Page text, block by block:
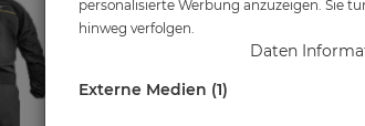
Herstellerpreis: 697,00 €
personalisierte Werbung anzuzeigen. Sie
hinweg verfolgen.
Daten
Externe Medien (1)